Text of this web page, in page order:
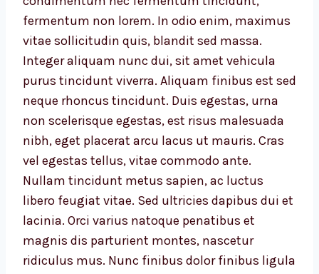
fermentum non lorem. In odio enim, maximus
vitae sollicitudin quis, blandit sed massa.
Integer aliquam nunc dui, sit amet vehicula
purus tincidunt viverra. Aliquam finibus est sed
neque rhoncus tincidunt. Duis egestas, urna
non scelerisque egestas, est risus malesuada
nibh, eget placerat arcu lacus ut mauris. Cras
vel egestas tellus, vitae commodo ante.
Nullam tincidunt metus sapien, ac luctus
libero feugiat vitae. Sed ultricies dapibus dui et
lacinia. Orci varius natoque penatibus et
magnis dis parturient montes, nascetur
ridiculus mus. Nunc finibus dolor finibus ligula